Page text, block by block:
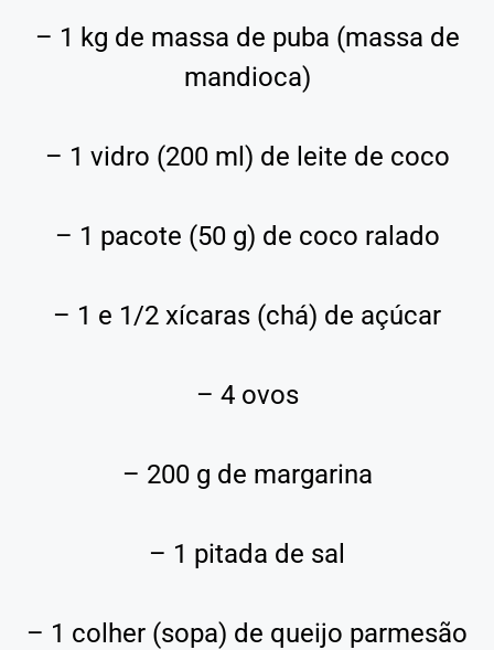
– 1 kg de massa de puba (massa de
mandioca)
– 1 vidro (200 ml) de leite de coco
– 1 pacote (50 g) de coco ralado
– 1 e 1/2 xícaras (chá) de açúcar
– 4 ovos
– 200 g de margarina
– 1 pitada de sal
– 1 colher (sopa) de queijo parmesão